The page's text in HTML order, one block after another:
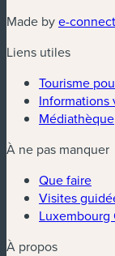
Made bye-connect
Liens utiles
Tourisme
Informations
Médiathèque
À ne pas manquer
Que faire
Visites
Luxembourg
À propos